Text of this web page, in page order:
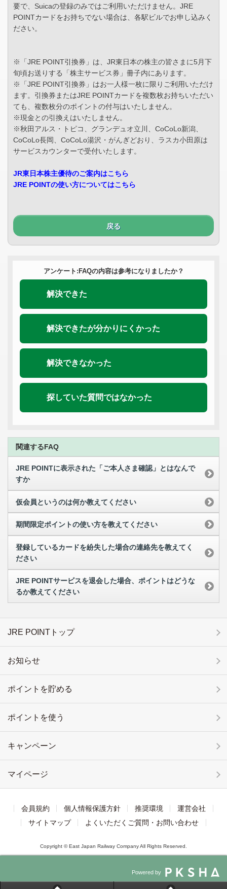
要で、Suicaの登録のみではご利用いただけません。JRE
POINTカードをお持ちでない場合は、各駅ビルでお申し込みく
ださい。
※「JRE POINT引換券」は、JR東日本の株主の皆さまに5月下
旬頃お送りする「株主サービス券」冊子内にあります。
※「JRE POINT引換券」はお一人様一枚に限りご利用いただけ
ます。引換券またはJRE POINTカードを複数枚お持ちいただい
ても、複数枚分のポイントの付与はいたしません。
※現金との引換えはいたしません。
※秋田アルス・トピコ、グランデュオ立川、CoCoLo新潟、
CoCoLo長岡、CoCoLo湯沢・がんぎどおり、ラスカ小田原は
サービスカウンターで受付いたします。
JR東日本株主優待のご案内はこちら
JRE POINTの使い方についてはこちら
戻る
アンケート:FAQの内容は参考になりましたか？
解決できた
解決できたが分かりにくかった
解決できなかった
探していた質問ではなかった
関連するFAQ
JRE POINTに表示された「ご本人さま確認」とはなんで
すか
仮会員というのは何か教えてください
期間限定ポイントの使い方を教えてください
登録しているカードを紛失した場合の連絡先を教えてく
ださい
JRE POINTサービスを退会した場合、ポイントはどうな
るか教えてください
JRE POINTトップ
お知らせ
ポイントを貯める
ポイントを使う
キャンペーン
マイページ
会員規約 個人情報保護方針 推奨環境
運営会社
サイトマップ
よくいただくご質問・お問い合わせ
Copyright © East Japan Railway Company All Rights Reserved.
Powered by